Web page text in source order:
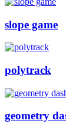
slope game
polytrack
geometry